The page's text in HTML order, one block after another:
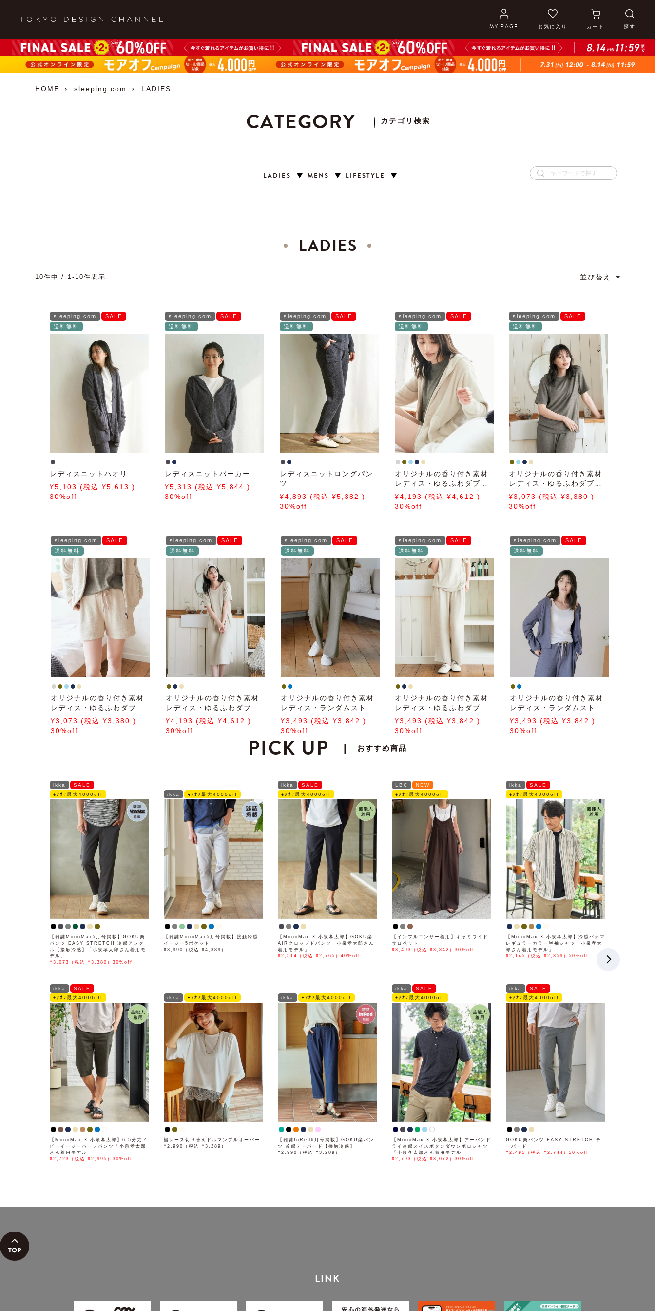
MY PAGE お気に入り カート 探す
HOME sleeping.com LADIES
CATEGORY カテゴリ検索
LADIES MENS LIFESTYLE
LADIES
並び替え
10件中 1- 10件表示
sleeping.com
SALE
送料無料
レディスニットハオリ
5,103
5,613
30%off
sleeping.com
SALE
送料無料
レディスニットパーカー
5,313
5,844
30%off
sleeping.com
SALE
送料無料
レディスニットロングパン
ツ
4,893
5,382
30%off
sleeping.com
SALE
送料無料
オリジナルの香り付き素材
レディス・ゆるふわダブル
パイルカットソージップア
ップパーカー
4,193
4,612
30%off
sleeping.com
SALE
送料無料
オリジナルの香り付き素材
レディス・ゆるふわダブル
パイルカットソー半袖トッ
プス
3,073
3,380
30%off
sleeping.com
SALE
送料無料
オリジナルの香り付き素材
レディス・ゆるふわダブル
パイルカットソーハーフパ
ンツ
3,073
3,380
30%off
sleeping.com
SALE
送料無料
オリジナルの香り付き素材
レディス・ゆるふわダブル
パイルカットソー半袖ワン
ピース
4,193
4,612
30%off
sleeping.com
SALE
送料無料
オリジナルの香り付き素材
レディス・ランダムストラ
イプジャガードカットソー
ロングパンツ
3,493
3,842
30%off
sleeping.com
SALE
送料無料
オリジナルの香り付き素材
レディス・ゆるふわダブル
パイルカットソーロングパ
ンツ
3,493
3,842
30%off
sleeping.com
SALE
送料無料
オリジナルの香り付き素材
レディス・ランダムストラ
イプジャガードカットソー
羽織
3,493
3,842
30%off
PICK UP おすすめ商品
ikka
SALE
ﾓｱｵﾌ最大4000off
【雑誌MonoMax5月号掲載】GOKU楽
パンツ EASY STRETCH 冷感アンク
ル【接触冷感】「小泉孝太郎さん着用モ
デル」
¥3,073（税込 ¥3,380）30%off
ikka ﾓｱｵﾌ最大4000off
【雑誌MonoMax5月号掲載】接触冷感
イージー5ポケット
¥3,990（税込 ¥4,389）
ikka
SALE
ﾓｱｵﾌ最大4000off
【MonoMax × 小泉孝太郎】GOKU楽
AIRクロップドパンツ「小泉孝太郎さん
着用モデル」
¥2,514（税込 ¥2,765）40%off
LBC
NEW
ﾓｱｵﾌ最大4000off
【インフルエンサー着用】キャミワイド
サロペット
¥3,493（税込 ¥3,842）30%off
ikka
SALE
ﾓｱｵﾌ最大4000off
【MonoMax × 小泉孝太郎】冷感パナマ
レギュラーカラー半袖シャツ「小泉孝太
郎さん着用モデル」
¥2,145（税込 ¥2,359）50%off
ikka
SALE
ﾓｱｵﾌ最大4000off
【MonoMax × 小泉孝太郎】6.5分丈ド
ビーイージーハーフパンツ「小泉孝太郎
さん着用モデル」
¥2,723（税込 ¥2,995）30%off
ikka ﾓｱｵﾌ最大4000off
裾レース切り替えドルマンプルオーバー
¥2,990（税込 ¥3,289）
ikka ﾓｱｵﾌ最大4000off
【雑誌InRed6月号掲載】GOKU楽パン
ツ 冷感テーパード【接触冷感】
¥2,990（税込 ¥3,289）
ikka
SALE
ﾓｱｵﾌ最大4000off
【MonoMax × 小泉孝太郎】アーバンド
ライ冷感スイスボタンダウンポロシャツ
「小泉孝太郎さん着用モデル」
¥2,793（税込 ¥3,072）30%off
ikka
SALE
ﾓｱｵﾌ最大4000off
GOKU楽パンツ EASY STRETCH テ
ーパード
¥2,495（税込 ¥2,744）50%off
LINK